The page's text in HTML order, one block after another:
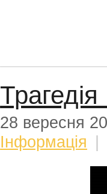
28 вересня
Iнформацiя